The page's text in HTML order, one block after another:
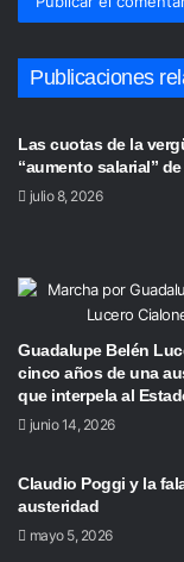
Publicaciones
Las cuotas de la
“aumento salarial”
julio 8, 2026
Guadalupe Belén
cinco años de una
que interpela al
junio 14, 2026
Claudio Poggi y la
austeridad
mayo 5, 2026